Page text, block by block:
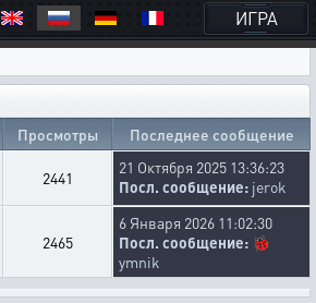
ИГРА
Просмотры
Последнее сообщение
2441
21 Октября 2025 13:36:23
Посл. сообщение: jerok
2465
6 Января 2026 11:02:30
Посл. сообщение: 🐞
ymnik